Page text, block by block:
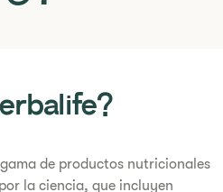
de productos nutricionales
la ciencia, que incluyen